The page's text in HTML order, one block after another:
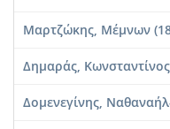
Μαρτζώκης, Μέμνων
Δημαράς,
Δομενεγίνης,